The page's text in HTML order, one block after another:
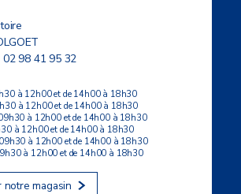
02 98 41 95 32
à 12h00 et de 14h00 à 18h30
à 12h00 et de 14h00 à 18h30
09h30 à 12h00 et de 14h00 à 18h30
à 12h00 et de 14h00 à 18h30
09h30 à 12h00 et de 14h00 à 18h30
à 12h00 et de 14h00 à 18h30
notre magasin